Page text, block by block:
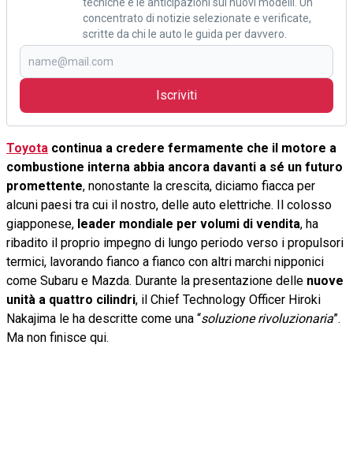
tecniche e le anticipazioni sui nuovi modelli. Un
concentrato di notizie selezionate e verificate,
scritte da chi le auto le guida per davvero.
Iscriviti
Toyota continua a credere fermamente che il motore a
combustione interna abbia ancora davanti a sé un futuro
promettente, nonostante la crescita, diciamo fiacca per
alcuni paesi tra cui il nostro, delle auto elettriche. Il colosso
giapponese, leader mondiale per volumi di vendita, ha
ribadito il proprio impegno di lungo periodo verso i propulsori
termici, lavorando fianco a fianco con altri marchi nipponici
come Subaru e Mazda. Durante la presentazione delle nuove
unità a quattro cilindri, il Chief Technology Officer Hiroki
Nakajima le ha descritte come una “soluzione rivoluzionaria”.
Ma non finisce qui.